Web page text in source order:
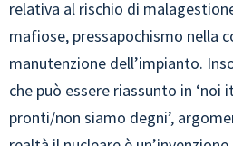
relativa al rischio di
mafiose, pressapochismo nella
manutenzione dell’impianto.
che può essere riassunto in ‘noi
pronti/non siamo degni’,